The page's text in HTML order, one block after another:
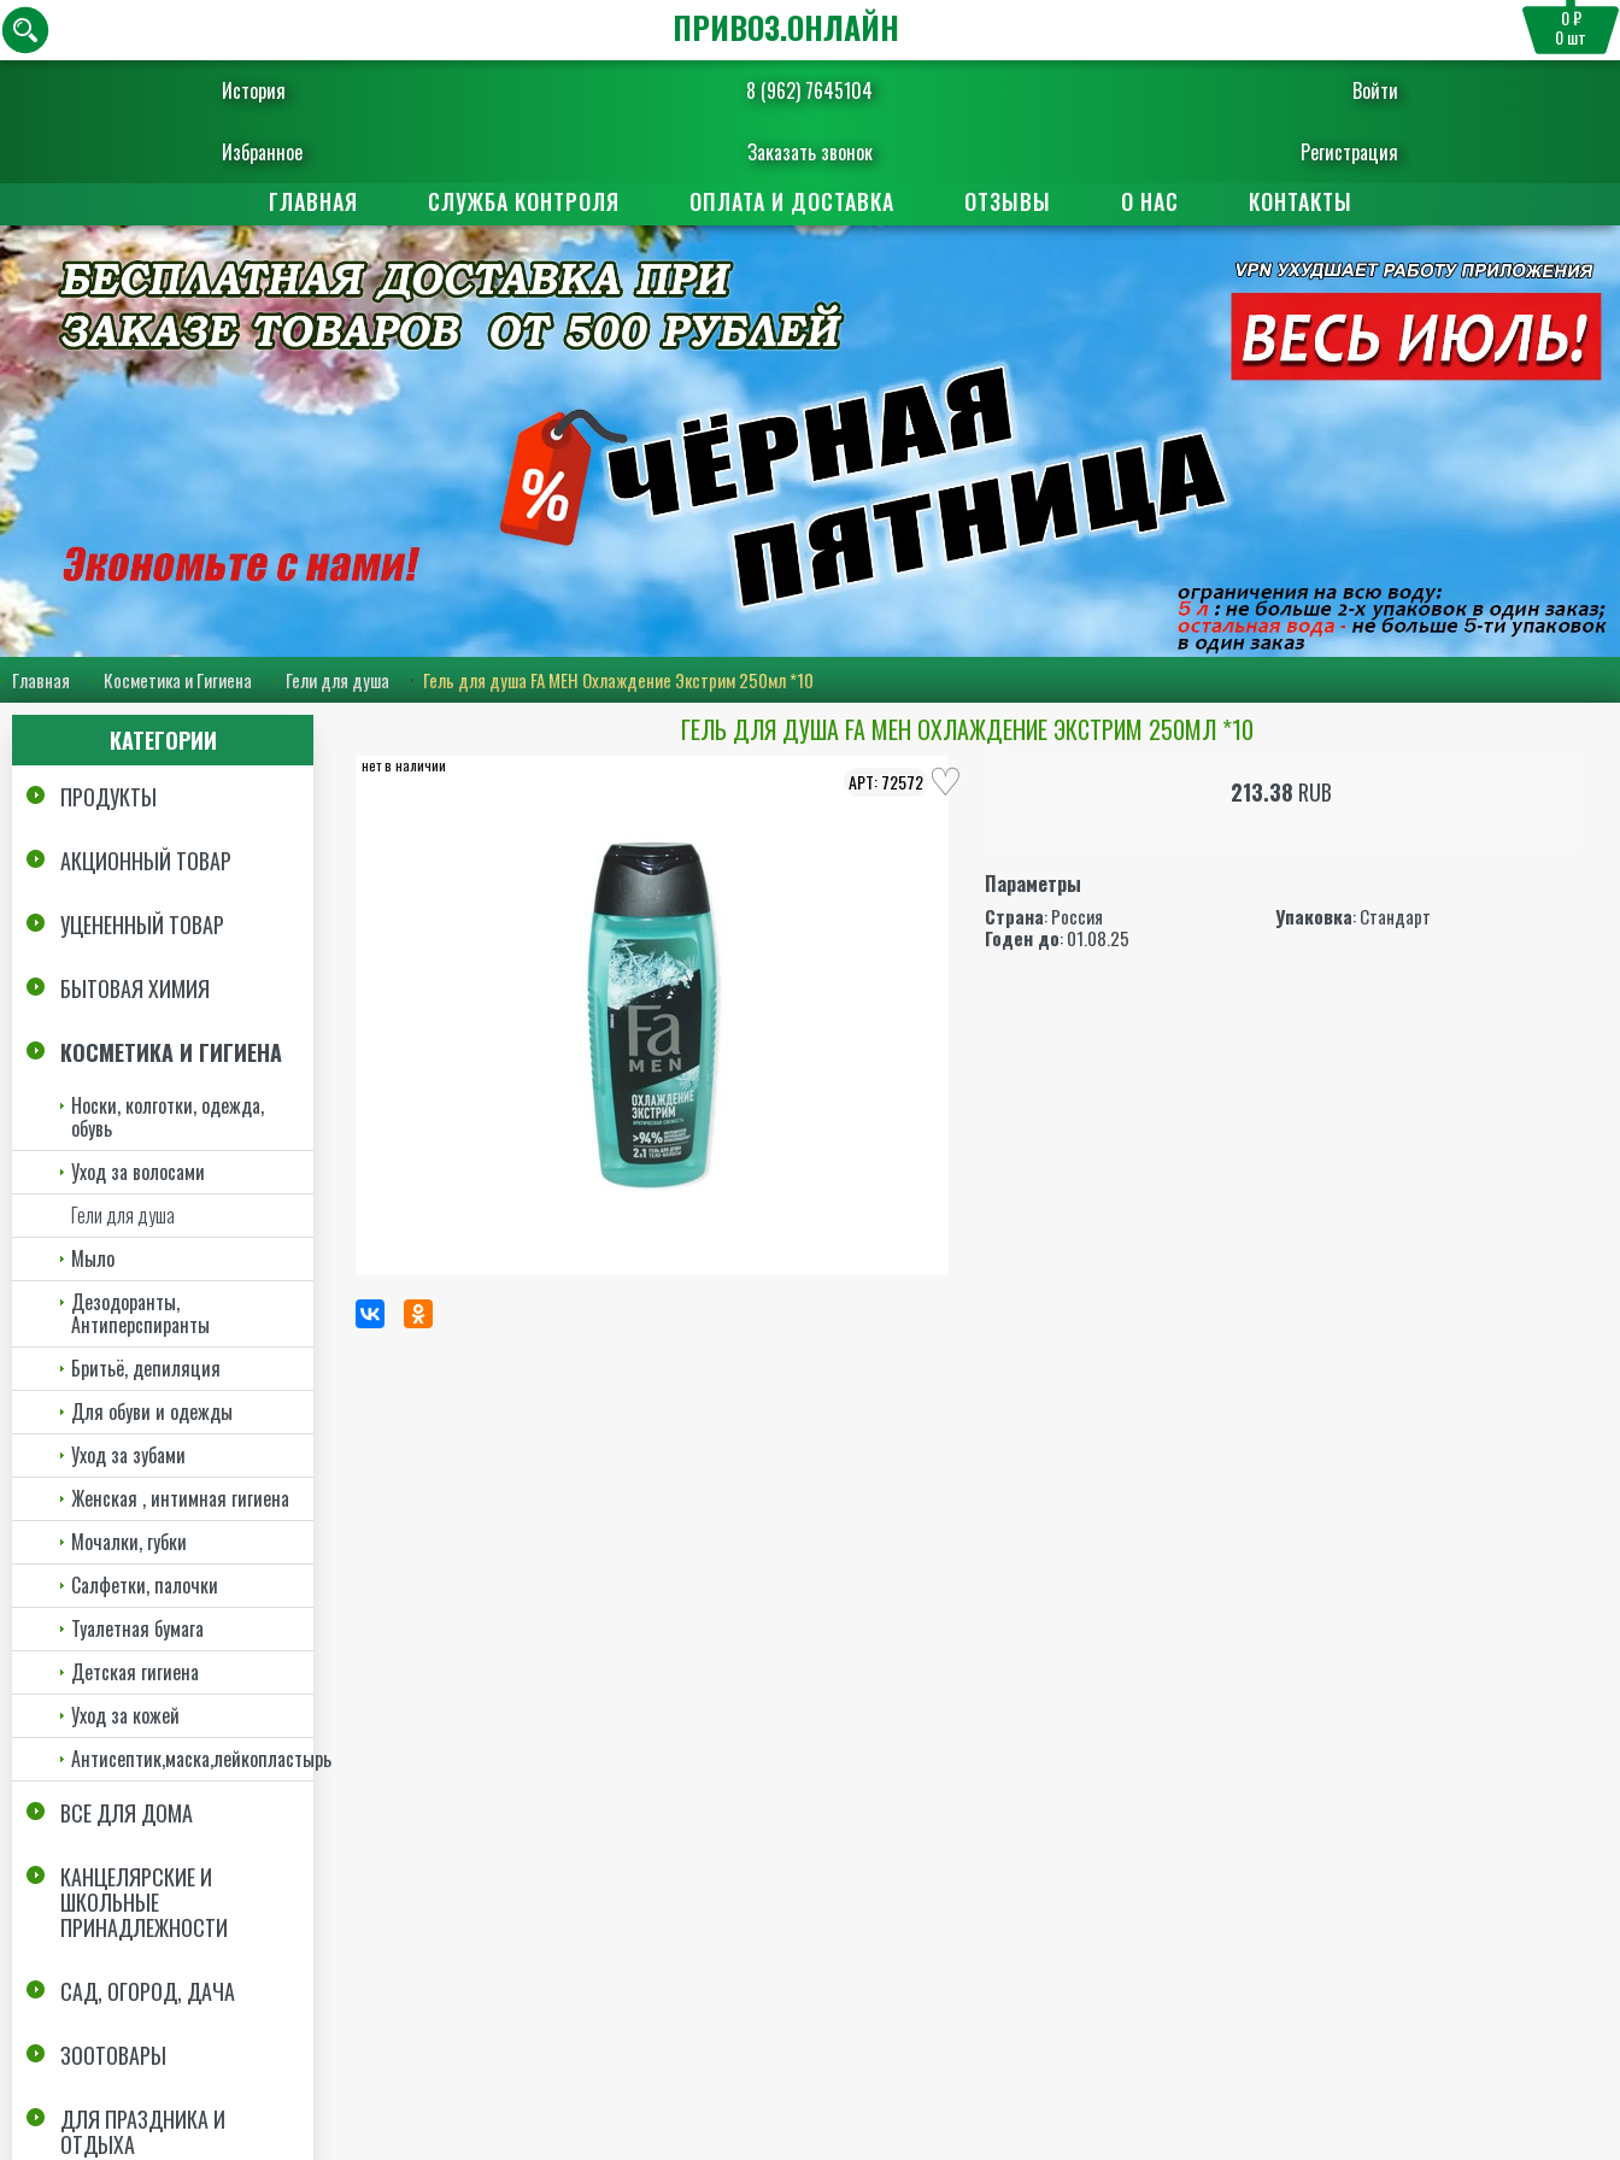
История 8 (962) 7645104 Войти
Избранное Заказать звонок Регистрация
ПРИВОЗ.ОНЛАЙН 0 ₽
0шт
ГЛАВНАЯ СЛУЖБА КОНТРОЛЯ ОПЛАТА И ДОСТАВКА ОТЗЫВЫ О НАС КОНТАКТЫ
Главная Косметика и Гигиена Гели для душа Гель для душа FA МЕН Охлаждение Экстрим 250мл *10
КАТЕГОРИИ
ПРОДУКТЫ
АКЦИОННЫЙ ТОВАР
УЦЕНЕННЫЙ ТОВАР
БЫТОВАЯ ХИМИЯ
КОСМЕТИКА И ГИГИЕНА
Носки, колготки, одежда,
обувь
Уход за волосами
Гели для душа
Мыло
Дезодоранты,
Антиперспиранты
Бритьё, депиляция
Для обуви и одежды
Уход за зубами
Женская , интимная гигиена
Мочалки, губки
Салфетки, палочки
Туалетная бумага
Детская гигиена
Уход за кожей
Антисептик,маска,лейкопластырь
ВСЕ ДЛЯ ДОМА
КАНЦЕЛЯРСКИЕ И
ШКОЛЬНЫЕ
ПРИНАДЛЕЖНОСТИ
САД, ОГОРОД, ДАЧА
ЗООТОВАРЫ
ДЛЯ ПРАЗДНИКА И
ОТДЫХА
ГЕЛЬ ДЛЯ ДУША FA МЕН ОХЛАЖДЕНИЕ ЭКСТРИМ 250МЛ *10
нет в наличии
72572 213.38 RUB
Параметры
Страна: Россия Упаковка: Стандарт
Годен до: 01.08.25